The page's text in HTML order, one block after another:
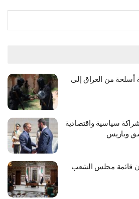
أسلحة من العراق إلى
سياسية واقتصادية
وباريس
قائمة مجلس الشعب